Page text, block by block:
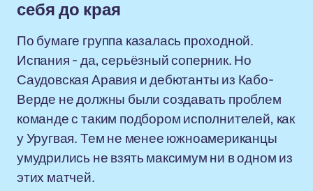
себя до края
По бумаге группа казалась проходной.
Испания - да, серьёзный соперник. Но
Саудовская Аравия и дебютанты из Кабо-
Верде не должны были создавать проблем
команде с таким подбором исполнителей, как
у Уругвая. Тем не менее южноамериканцы
умудрились не взять максимум ни в одном из
этих матчей.